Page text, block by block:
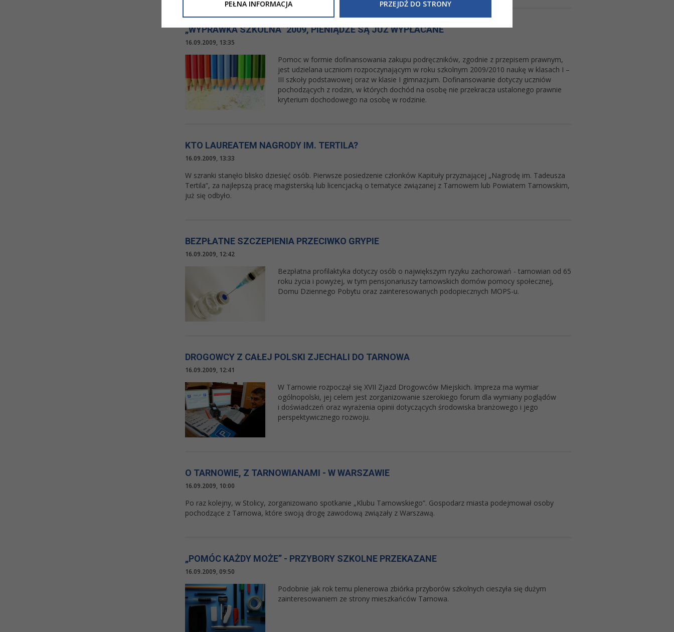
„WYPRAWKA SZKOLNA” 2009, PIENIĄDZE SĄ JUŻ WYPŁACANE
16.09.2009, 13:35
Pomoc w formie dofinansowania zakupu podręczników, zgodnie z przepisem prawnym,
jest udzielana uczniom rozpoczynającym w roku szkolnym 2009/2010 naukę w klasach I –
III szkoły podstawowej oraz w klasie I gimnazjum. Dofinansowanie dotyczy uczniów
pochodzących z rodzin, w których dochód na osobę nie przekracza ustalonego prawnie
kryterium dochodowego na osobę w rodzinie.
KTO LAUREATEM NAGRODY IM. TERTILA?
16.09.2009, 13:33
W szranki stanęło blisko dziesięć osób. Pierwsze posiedzenie członków Kapituły przyznającej „Nagrodę im. Tadeusza
Tertila”, za najlepszą pracę magisterską lub licencjacką o tematyce związanej z Tarnowem lub Powiatem Tarnowskim,
już się odbyło.
BEZPŁATNE SZCZEPIENIA PRZECIWKO GRYPIE
16.09.2009, 12:42
Bezpłatna profilaktyka dotyczy osób o największym ryzyku zachorowań - tarnowian od 65
roku życia i powyżej, w tym pensjonariuszy tarnowskich domów pomocy społecznej,
Domu Dziennego Pobytu oraz zainteresowanych podopiecznych MOPS-u.
DROGOWCY Z CAŁEJ POLSKI ZJECHALI DO TARNOWA
16.09.2009, 12:41
W Tarnowie rozpoczął się XVII Zjazd Drogowców Miejskich. Impreza ma wymiar
ogólnopolski, jej celem jest zorganizowanie szerokiego forum dla wymiany poglądów
i doświadczeń oraz wyrażenia opinii dotyczących środowiska branżowego i jego
perspektywicznego rozwoju.
O TARNOWIE, Z TARNOWIANAMI - W WARSZAWIE
16.09.2009, 10:00
Po raz kolejny, w Stolicy, zorganizowano spotkanie „Klubu Tarnowskiego”. Gospodarz miasta podejmował osoby
pochodzące z Tarnowa, które swoją drogę zawodową związały z Warszawą.
„POMÓC KAŻDY MOŻE” - PRZYBORY SZKOLNE PRZEKAZANE
16.09.2009, 09:50
Podobnie jak rok temu plenerowa zbiórka przyborów szkolnych cieszyła się dużym
zainteresowaniem ze strony mieszkańców Tarnowa.
Niniejsza informacja nie wymaga od Państwa żadnych dodatkowych działań.
PEŁNA INFORMACJA PRZEJDŹ DO STRONY